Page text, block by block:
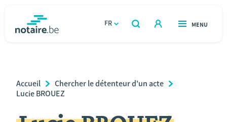
FR
OUVERT
RECHERCHER
OUVERT
MENU
Relations et vivre ensemble
Breadcrumb
Accueil
Chercher le détenteur d'un acte
Lucie BROUEZ